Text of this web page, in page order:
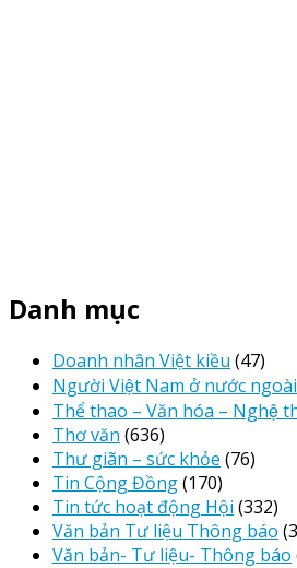
Danh mục
Doanh nhân Việt kiều (47)
Người Việt Nam ở nước ngoài
Thể thao – Văn hóa – Nghệ
Thơ văn (636)
Thư giãn – sức khỏe (76)
Tin Cộng Đồng(170)
Tin tức hoạt động Hội (332)
Văn bản Tư liệu Thông báo
Văn bản- Tư liệu- Thông báo